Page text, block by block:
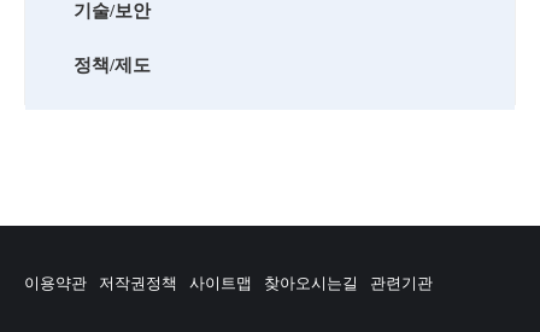
기술/보안
정책/제도
이용약관 저작권정책 사이트맵 찾아오시는길 관련기관